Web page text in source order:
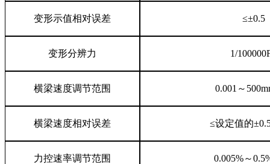
变形示值相对误差 ≤±0.5
变形分辨力 1/
横梁速度调节范围 0.001～
横梁速度相对误差 ≤设定值的
力控速率调节范围 0.005%～